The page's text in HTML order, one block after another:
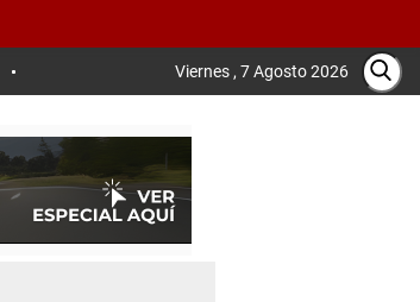
Viernes , 7 Agosto 2026